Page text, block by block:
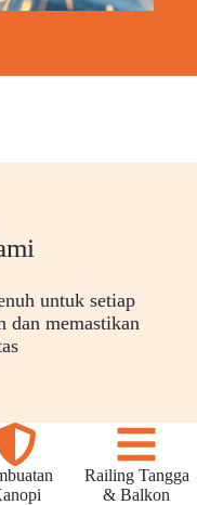
untuk setiap
dan memastikan
Railing Tangga
& Balkon